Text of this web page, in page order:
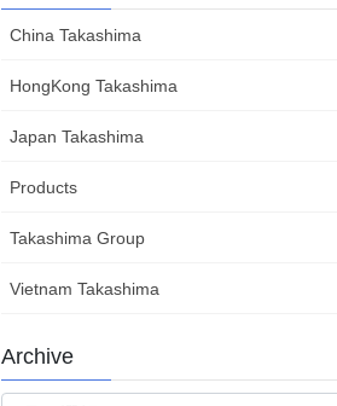
China Takashima
HongKong Takashima
Japan Takashima
Products
Takashima Group
Vietnam Takashima
Archive
Archive